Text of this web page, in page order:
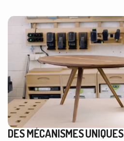
DES MÉCANISMES UNIQUES